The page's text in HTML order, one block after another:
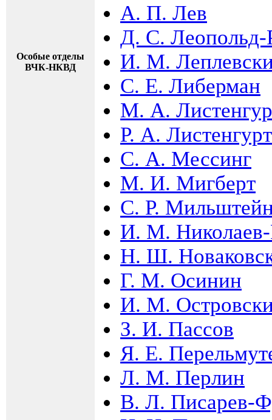
Особые отделы
ВЧК-НКВД
А. П. Лев
Д. С. Леопольд-
И. М.
С. Е. Либерман
М. А.
Р. А. Листенгурт
С. А. Мессинг
М. И. Мигберт
С. Р.
И. М. Николаев-
Н. Ш.
Г. М. Осинин
И. М.
З. И. Пассов
Я. Е.
Л. М. Перлин
В. Л. Писарев-